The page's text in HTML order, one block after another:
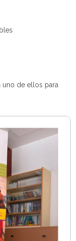
uno de ellos para